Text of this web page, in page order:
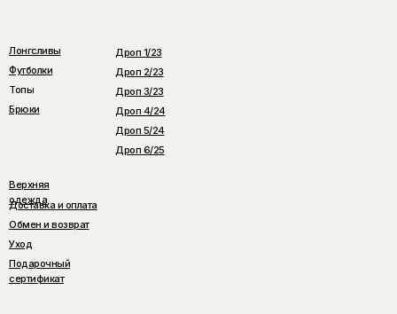
Лонгсливы
Футболки
Топы
Брюки
Дроп 1/23
Дроп 2/23
Дроп 3/23
Доставка и оплата
Обмен и возврат
Уход
Подарочный
сертификат
Дроп 4/24
Дроп 5/24
Дроп 6/25
Верхняя
одежда